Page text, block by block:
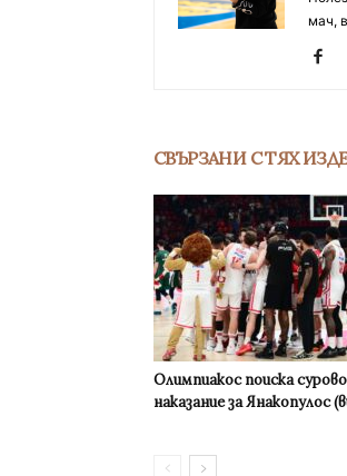
мач,
СВЪРЗАНИ С ТЯХ
Олимпиакос поиска сурово
наказание за Янакопулос